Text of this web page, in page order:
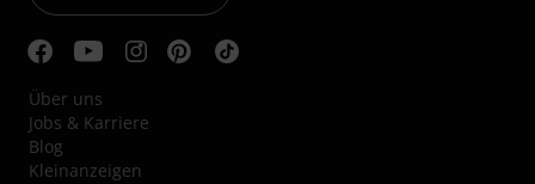
Über uns
Jobs & Karriere
Blog
Kleinanzeigen